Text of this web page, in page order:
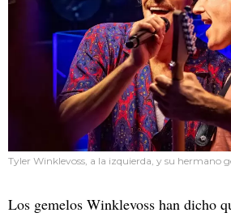
Tyler Winklevoss, a la izquierda, y su hermano
Los gemelos Winklevoss han dicho